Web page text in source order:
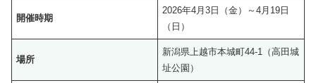
開催時期
2026年4月3日（金）～4月19日
（日）
場所
新潟県上越市本城町44-1（高田城
址公園）